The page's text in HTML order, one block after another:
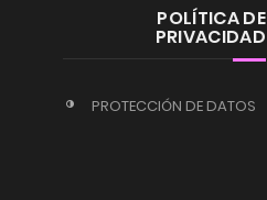
POLÍTICA DE
PRIVACIDAD
PROTECCIÓN DE DATOS